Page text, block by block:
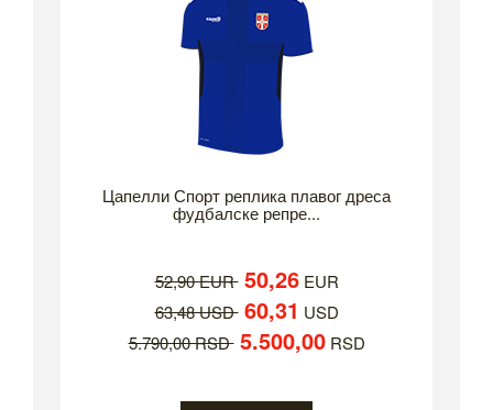
Цапелли Спорт реплика плавог дреса
фудбалске репре...
52,90 EUR 50,26EUR
63,48 USD 60,31 USD
5.790,00 RSD 5.500,00RSD